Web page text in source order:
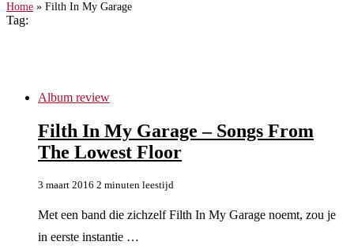
Home » Filth In My Garage
Tag:
Album review
Filth In My Garage – Songs From
The Lowest Floor
3 maart 2016 2 minuten leestijd
Met een band die zichzelf Filth In My Garage noemt, zou je
in eerste instantie …